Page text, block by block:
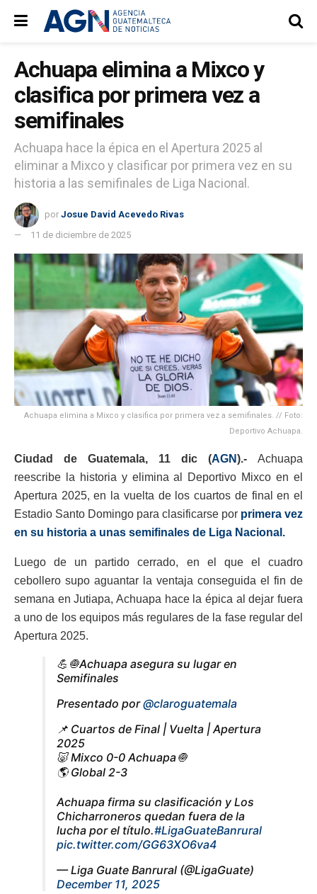
Achuapa elimina a Mixco y
clasifica por primera vez a
semifinales
Achuapa hace la épica en el Apertura 2025 al
eliminar a Mixco y clasificar por primera vez en su
historia a las semifinales de Liga Nacional.
por Josue David Acevedo Rivas
11 de diciembre de 2025
Achuapa elimina a Mixco y clasifica por primera vez a semifinales. // Foto:
Deportivo Achuapa.
Ciudad de Guatemala, 11 dic (AGN).- Achuapa
reescribe la historia y elimina al Deportivo Mixco en el
Apertura 2025, en la vuelta de los cuartos de final en el
Estadio Santo Domingo para clasificarse por primera vez
en su historia a unas semifinales de Liga Nacional.
Luego de un partido cerrado, en el que el cuadro
cebollero supo aguantar la ventaja conseguida el fin de
semana en Jutiapa, Achuapa hace la épica al dejar fuera
a uno de los equipos más regulares de la fase regular del
Apertura 2025.
💪🧅Achuapa asegura su lugar en
Semifinales
Presentado por@claroguatemala
📌 Cuartos de Final | Vuelta | Apertura
2025
🐷 Mixco 0-0 Achuapa🧅
🌎 Global 2-3
Achuapa firma su clasificación y Los
Chicharroneros quedan fuera de la
lucha por el título.#LigaGuateBanrural
pic.twitter.com/GG63XO6va4
— Liga Guate Banrural (@LigaGuate)
December 11, 2025